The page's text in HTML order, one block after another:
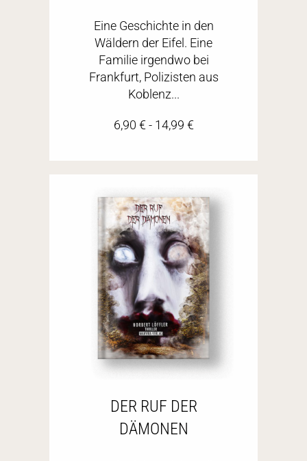
Eine Geschichte in den
Wäldern der Eifel. Eine
Familie irgendwo bei
Frankfurt, Polizisten aus
Koblenz...
6,90 € - 14,99 €
DER RUF DER
DÄMONEN